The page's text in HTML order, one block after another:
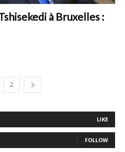
à Bruxelles :
2
LIKE
FOLLOW